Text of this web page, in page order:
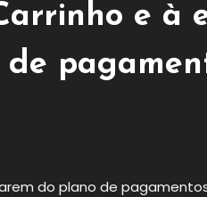
e à
do plano de